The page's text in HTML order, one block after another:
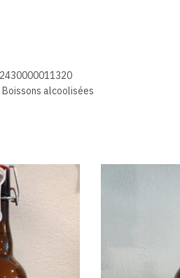
2430000011320
Boissons alcoolisées